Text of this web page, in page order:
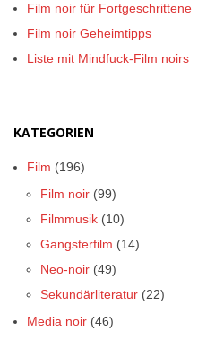
Film noir für Fortgeschrittene
Film noir Geheimtipps
Liste mit Mindfuck-Film noirs
KATEGORIEN
Film (196)
Film noir (99)
Filmmusik (10)
Gangsterfilm (14)
Neo-noir (49)
Sekundärliteratur (22)
Media noir (46)